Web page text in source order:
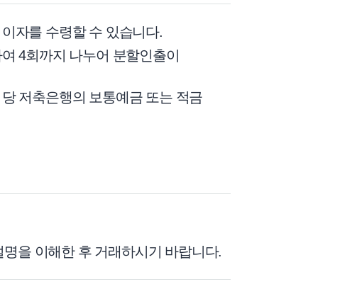
자를 수령할 수 있습니다.
4회까지 나누어 분할인출이
저축은행의 보통예금 또는 적금
을 이해한 후 거래하시기 바랍니다.